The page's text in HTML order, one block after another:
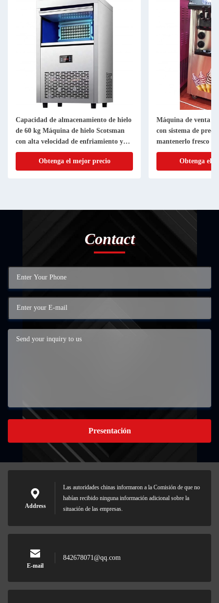
Capacidad de almacenamiento de hielo
de 60 kg Máquina de hielo Scotsman
con alta velocidad de enfriamiento y
OEM/ODM
Obtenga el mejor precio
Máquina de venta
con sistema de
mantenerlo fresco
Obtenga el
Contact
Presentación
Address
Las autoridades chinas informaron a la Comisión de que no
habían recibido ninguna información adicional sobre la
situación de las empresas.
E-mail
842678071@qq.com